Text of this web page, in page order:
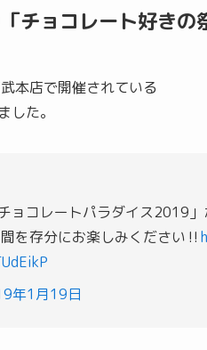
チョコレート好きの
本店で開催されている
した。
ョコレートパラダイス2019
を存分にお楽しみください‼
年1月19日